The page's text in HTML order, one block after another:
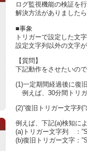
ログ監視機能の検証を
解決方法がありました
■事象
トリガーで設定した文
設定文字列以外の文字
【質問】
下記動作をさせたいの
(1)一定期間経過後に復旧
例えば、30分間トリ
(2)”復旧トリガー文字列
例えば、下記(a)検知に
(a)トリガー文字列 ：
(b)復旧トリガー文字：